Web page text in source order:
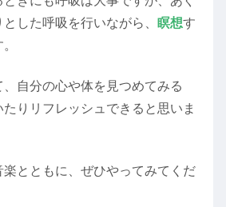
した呼吸を行いながら、 瞑想す
自分の心や体を見つめてみる
りリフレッシュできると思いま
楽とともに、ぜひやってみてくだ